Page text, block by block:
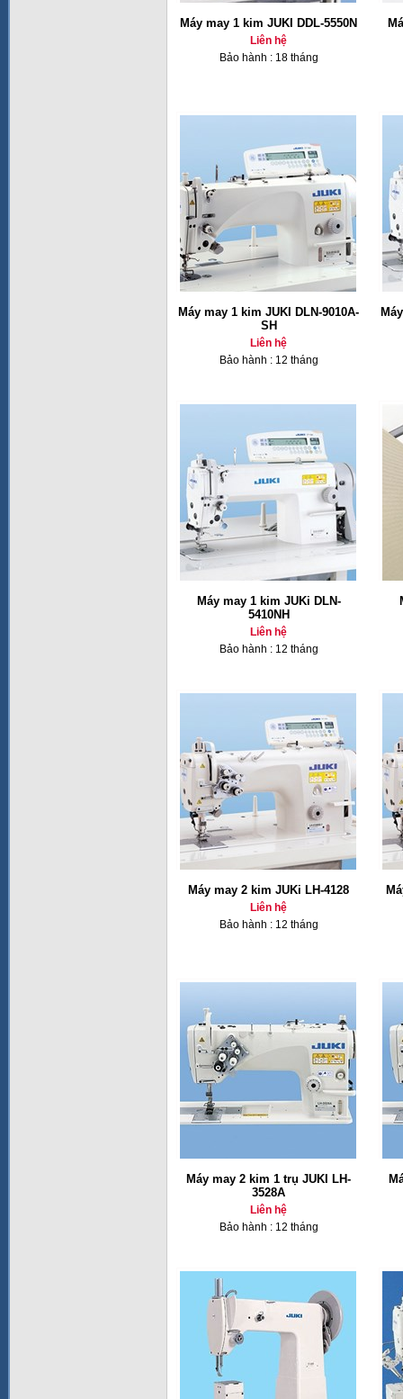
Máy may 1 kim JUKI DDL-5550N
Liên hệ
Bảo hành : 18 tháng
Máy may 1 kim JUKI DLN-9010A-
SH
Liên hệ
Bảo hành : 12 tháng
Máy may 1 kim JUKi DLN-
5410NH
Liên hệ
Bảo hành : 12 tháng
Máy may 2 kim JUKi LH-4128
Liên hệ
Bảo hành : 12 tháng
Máy may 2 kim 1 trụ JUKI LH-
3528A
Liên hệ
Bảo hành : 12 tháng